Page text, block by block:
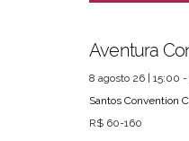
8 agosto 26 | 15:00 -
Santos Convention
R$ 60-160